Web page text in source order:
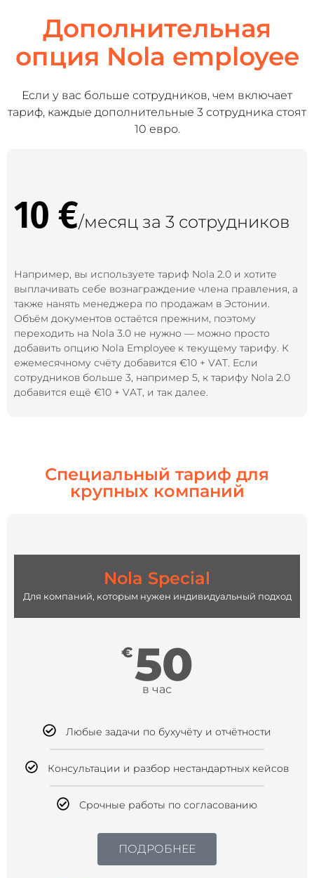
Дополнительная
опция Nola employee
Если у вас больше сотрудников, чем включает
тариф, каждые дополнительные 3 сотрудника стоят
10 евро.
10 €/месяц за 3 сотрудников
Например, вы используете тариф Nola 2.0 и хотите
выплачивать себе вознаграждение члена правления, а
также нанять менеджера по продажам в Эстонии.
Объём документов остаётся прежним, поэтому
переходить на Nola 3.0 не нужно — можно просто
добавить опцию Nola Employee к текущему тарифу. К
ежемесячному счёту добавится €10 + VAT. Если
сотрудников больше 3, например 5, к тарифу Nola 2.0
добавится ещё €10 + VAT, и так далее.
Специальный тариф для
крупных компаний
Nola Special
Для компаний, которым нужен индивидуальный подход
€50
в час
Любые задачи по бухучёту и отчётности
Консультации и разбор нестандартных кейсов
Срочные работы по согласованию
ПОДРОБНЕЕ